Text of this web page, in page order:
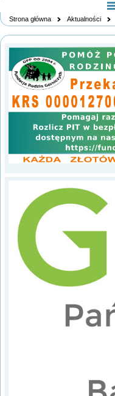
Strona główna Aktualności